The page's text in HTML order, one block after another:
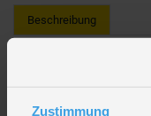
Zustimmung
Beschreibung
Hundespielzeug -